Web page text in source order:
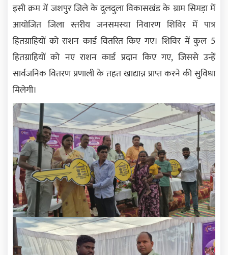
इसी क्रम में जशपुर जिले के दुलदुला विकासखंड के ग्राम सिमड़ा में
आयोजित जिला स्तरीय जनसमस्या निवारण शिविर में पात्र
हितग्राहियों को राशन कार्ड वितरित किए गए। शिविर में कुल 5
हितग्राहियों को नए राशन कार्ड प्रदान किए गए, जिससे उन्हें
सार्वजनिक वितरण प्रणाली के तहत खाद्यान्न प्राप्त करने की सुविधा
मिलेगी।